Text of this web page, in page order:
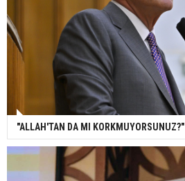
"ALLAH'TAN DA MI KORKMUYORSUNUZ?"